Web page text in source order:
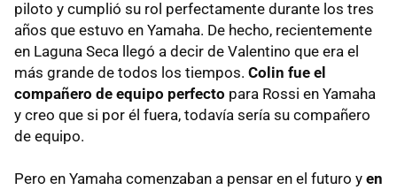
piloto y cumplió su rol perfectamente durante los tres
años que estuvo en Yamaha. De hecho, recientemente
en Laguna Seca llegó a decir de Valentino que era el
más grande de todos los tiempos. Colin fue el
compañero de equipo perfecto para Rossi en Yamaha
y creo que si por él fuera, todavía sería su compañero
de equipo.
Pero en Yamaha comenzaban a pensar en el futuro y en